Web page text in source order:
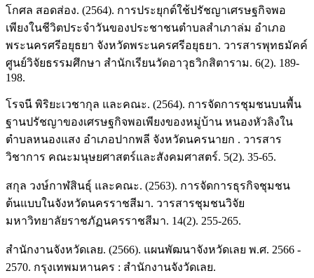
โกศล สอดส่อง. (2564). การประยุกต์ใช้ปรัชญาเศรษฐกิจพอ
เพียงในชีวิตประจำวันของประชาชนตำบลสำเภาล่ม อำเภอ
พระนครศรีอยุธยา จังหวัดพระนครศรีอยุธยา. วารสารพุทธมัคค์
ศูนย์วิจัยธรรมศึกษา สำนักเรียนวัดอาวุธวิกสิตาราม. 6(2). 189-
198.
โรจนี พิริยะเวชากุล และคณะ. (2564). การจัดการชุมชนบนพื้น
ฐานปรัชญาของเศรษฐกิจพอเพียงของหมู่บ้าน หนองหัวลิงใน
ตำบลหนองแสง อำเภอปากพลี จังหวัดนครนายก . วารสาร
วิชาการ คณะมนุษยศาสตร์และสังคมศาสตร์. 5(2). 35-65.
สกุล วงษ์กาฬสินธุ์ และคณะ. (2563). การจัดการธุรกิจชุมชน
ต้นแบบในจังหวัดนครราชสีมา. วารสารชุมชนวิจัย
มหาวิทยาลัยราชภัฏนครราชสีมา. 14(2). 255-265.
สำนักงานจังหวัดเลย. (2566). แผนพัฒนาจังหวัดเลย พ.ศ. 2566 -
2570. กรุงเทพมหานคร : สำนักงานจังวัดเลย.